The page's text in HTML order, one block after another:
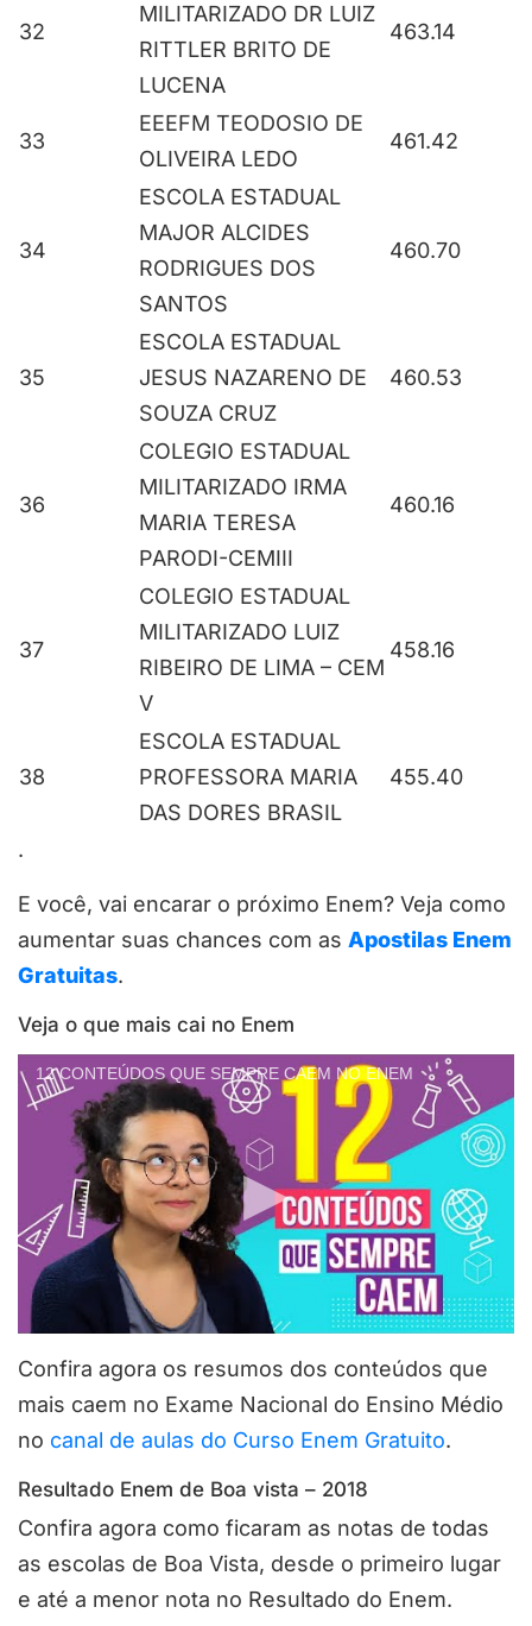
32
MILITARIZADO DR LUIZ
RITTLER BRITO DE
LUCENA
463.14
33
EEEFM TEODOSIO DE
OLIVEIRA LEDO
461.42
34
ESCOLA ESTADUAL
MAJOR ALCIDES
RODRIGUES DOS
SANTOS
460.70
35
ESCOLA ESTADUAL
JESUS NAZARENO DE
SOUZA CRUZ
460.53
36
COLEGIO ESTADUAL
MILITARIZADO IRMA
MARIA TERESA
PARODI-CEMIII
460.16
37
COLEGIO ESTADUAL
MILITARIZADO LUIZ
RIBEIRO DE LIMA – CEM
V
458.16
38
ESCOLA ESTADUAL
PROFESSORA MARIA
DAS DORES BRASIL
455.40
.
E você, vai encarar o próximo Enem? Veja como
aumentar suas chances com as Apostilas Enem
Gratuitas.
Veja o que mais cai no Enem
12 CONTEÚDOS QUE SEMPRE CAEM NO ENEM
Confira agora os resumos dos conteúdos que
mais caem no Exame Nacional do Ensino Médio
no canal de aulas do Curso Enem Gratuito.
Resultado Enem de Boa vista – 2018
Confira agora como ficaram as notas de todas
as escolas de Boa Vista, desde o primeiro lugar
e até a menor nota no Resultado do Enem.